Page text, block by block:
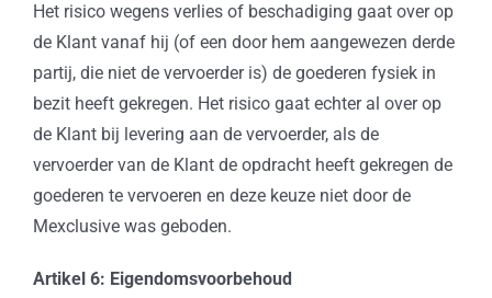
Het risico wegens verlies of beschadiging gaat over op
de Klant vanaf hij (of een door hem aangewezen derde
partij, die niet de vervoerder is) de goederen fysiek in
bezit heeft gekregen. Het risico gaat echter al over op
de Klant bij levering aan de vervoerder, als de
vervoerder van de Klant de opdracht heeft gekregen de
goederen te vervoeren en deze keuze niet door de
Mexclusive was geboden.
Artikel 6: Eigendomsvoorbehoud